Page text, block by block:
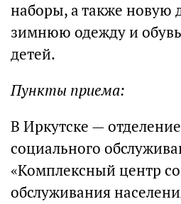
наборы, а также новую
зимнюю одежду и
детей.
Пункты приема:
В Иркутске —
социального
«Комплексный центр
обслуживания